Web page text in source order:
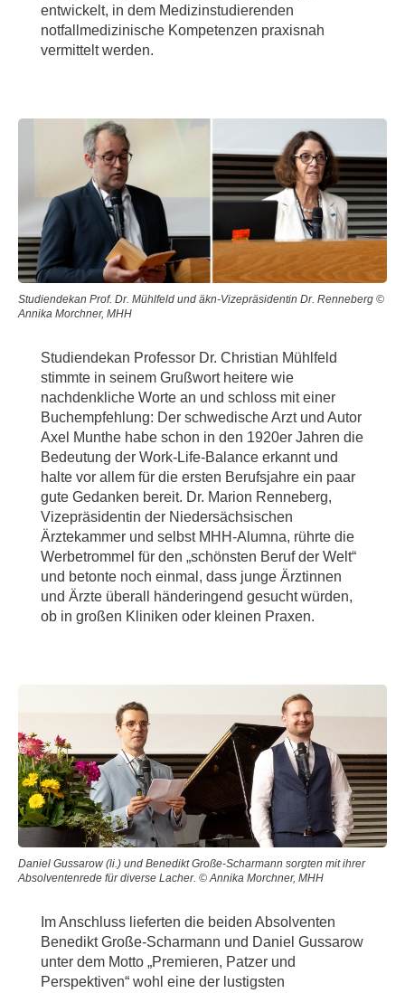
entwickelt, in dem Medizinstudierenden
notfallmedizinische Kompetenzen praxisnah
vermittelt werden.
Studiendekan Prof. Dr. Mühlfeld und äkn-Vizepräsidentin Dr. Renneberg ©
Annika Morchner, MHH
Studiendekan Professor Dr. Christian Mühlfeld
stimmte in seinem Grußwort heitere wie
nachdenkliche Worte an und schloss mit einer
Buchempfehlung: Der schwedische Arzt und Autor
Axel Munthe habe schon in den 1920er Jahren die
Bedeutung der Work-Life-Balance erkannt und
halte vor allem für die ersten Berufsjahre ein paar
gute Gedanken bereit. Dr. Marion Renneberg,
Vizepräsidentin der Niedersächsischen
Ärztekammer und selbst MHH-Alumna, rührte die
Werbetrommel für den „schönsten Beruf der Welt“
und betonte noch einmal, dass junge Ärztinnen
und Ärzte überall händeringend gesucht würden,
ob in großen Kliniken oder kleinen Praxen.
Daniel Gussarow (li.) und Benedikt Große-Scharmann sorgten mit ihrer
Absolventenrede für diverse Lacher. © Annika Morchner, MHH
Im Anschluss lieferten die beiden Absolventen
Benedikt Große-Scharmann und Daniel Gussarow
unter dem Motto „Premieren, Patzer und
Perspektiven“ wohl eine der lustigsten